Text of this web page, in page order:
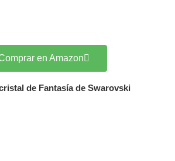
en Amazon
de Fantasía de Swarovski